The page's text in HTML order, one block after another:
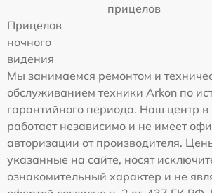
прицелов
Прицелов
ночного
видения
Мы занимаемся ремонтом и
обслуживанием техники Arkon по
гарантийного периода. Наш центр в
работает независимо и не имеет
авторизации от производителя.
указанные на сайте, носят
ознакомительный характер и не